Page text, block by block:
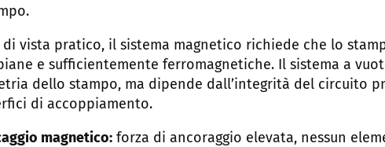
di vista pratico, il sistema magnetico richiede che lo
e sufficientemente ferromagnetiche. Il sistema a
dello stampo, ma dipende dall’integrità del circuito
di accoppiamento.
magnetico: forza di ancoraggio elevata, nessun